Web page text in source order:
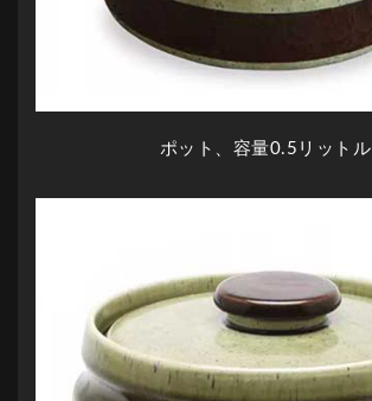
ポット、容量0.5リットル